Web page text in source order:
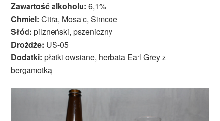
Zawartość alkoholu: 6,1%
Chmiel: Citra, Mosaic, Simcoe
Słód: pilzneński, pszeniczny
Drożdże: US-05
Dodatki: płatki owsiane, herbata Earl Grey z
bergamotką